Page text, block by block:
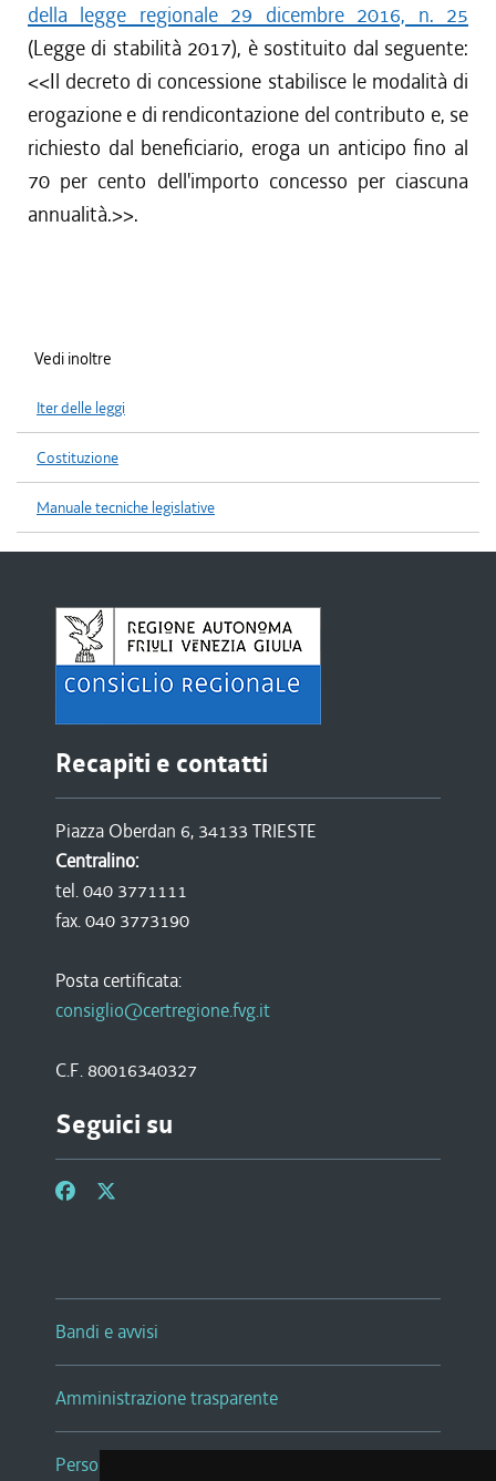
della legge regionale 29 dicembre 2016, n. 25
(Legge di stabilità 2017), è sostituito dal seguente:
<<Il decreto di concessione stabilisce le modalità di
erogazione e di rendicontazione del contributo e, se
richiesto dal beneficiario, eroga un anticipo fino al
70 per cento dell'importo concesso per ciascuna
annualità.>>.
Vedi inoltre
Iter delle leggi
Costituzione
Manuale tecniche legislative
Recapiti e contatti
Piazza Oberdan 6, 34133 TRIESTE
Centralino:
tel. 040 3771111
fax. 040 3773190
Posta certificata:
consiglio@certregione.fvg.it
C.F. 80016340327
Seguici su
Bandi e avvisi
Amministrazione trasparente
Persone e Uffici